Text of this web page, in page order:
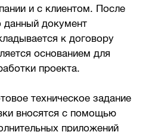
и с клиентом. После
данный документ
к договору
основанием для
проекта.
техническое задание
вносятся с помощью
приложений